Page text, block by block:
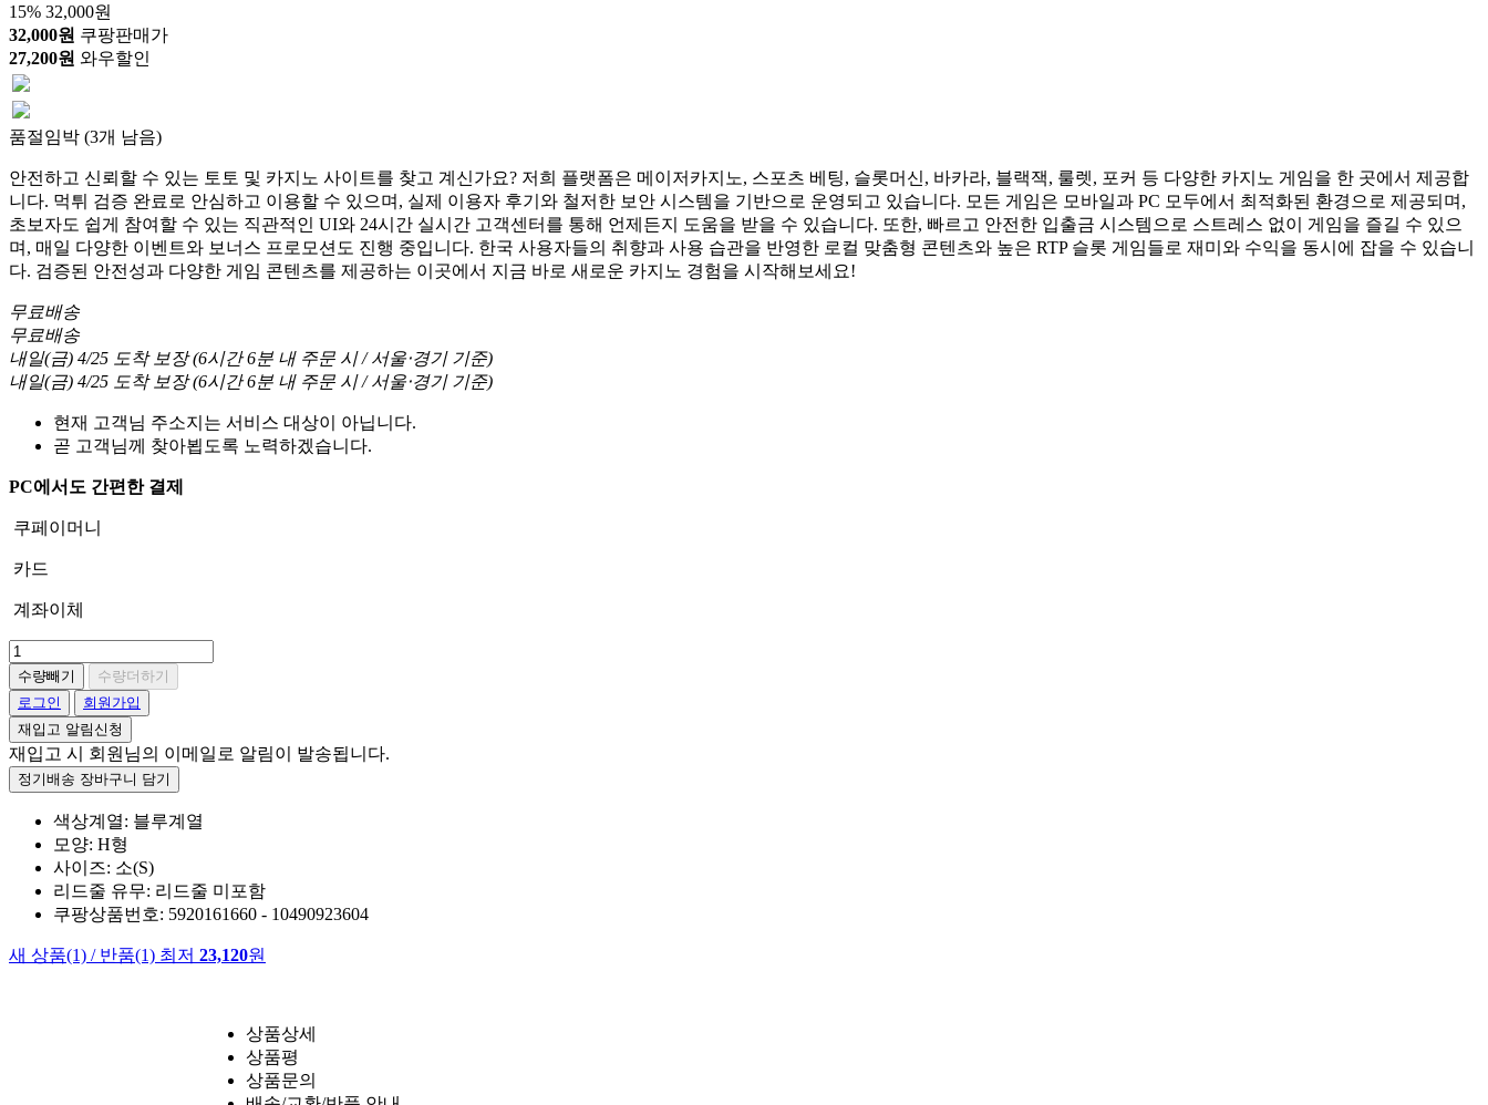
15% 32,000원
32,000원 쿠팡판매가
27,200원 와우할인
품절임박 (3개 남음)
안전하고 신뢰할 수 있는 토토 및 카지노 사이트를 찾고 계신가요? 저희 플랫폼은 메이저카지노, 스포츠 베팅, 슬롯머신, 바카라, 블랙잭, 룰렛, 포커 등 다양한 카지노 게임을 한 곳에서 제공합
니다. 먹튀 검증 완료로 안심하고 이용할 수 있으며, 실제 이용자 후기와 철저한 보안 시스템을 기반으로 운영되고 있습니다. 모든 게임은 모바일과 PC 모두에서 최적화된 환경으로 제공되며,
초보자도 쉽게 참여할 수 있는 직관적인 UI와 24시간 실시간 고객센터를 통해 언제든지 도움을 받을 수 있습니다. 또한, 빠르고 안전한 입출금 시스템으로 스트레스 없이 게임을 즐길 수 있으
며, 매일 다양한 이벤트와 보너스 프로모션도 진행 중입니다. 한국 사용자들의 취향과 사용 습관을 반영한 로컬 맞춤형 콘텐츠와 높은 RTP 슬롯 게임들로 재미와 수익을 동시에 잡을 수 있습니
다. 검증된 안전성과 다양한 게임 콘텐츠를 제공하는 이곳에서 지금 바로 새로운 카지노 경험을 시작해보세요!
무료배송
무료배송
내일(금) 4/25 도착 보장(6시간 6분 내 주문 시/ 서울⋅경기 기준)
내일(금) 4/25 도착 보장(6시간 6분 내 주문 시/ 서울⋅경기 기준)
현재 고객님 주소지는 서비스 대상이 아닙니다.
곧 고객님께 찾아뵙도록 노력하겠습니다.
PC에서도 간편한 결제
쿠페이머니
카드
계좌이체
수량빼기
수량더하기
로그인
회원가입
재입고 알림신청
재입고 시 회원님의 이메일로 알림이 발송됩니다.
정기배송 장바구니 담기
색상계열: 블루계열
모양: H형
사이즈: 소(S)
리드줄 유무: 리드줄 미포함
쿠팡상품번호: 5920161660 - 10490923604
새 상품(1) / 반품(1) 최저 23,120원
상품상세
상품평
상품문의